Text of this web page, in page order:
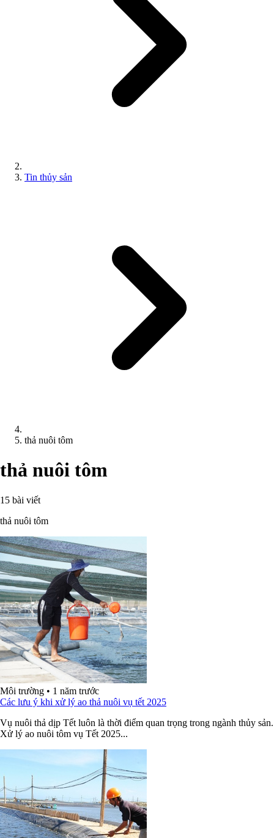
Tin thủy sản
thả nuôi tôm
thả nuôi tôm
15 bài viết
thả nuôi tôm
Môi trường • 1 năm trước
Các lưu ý khi xử lý ao thả nuôi vụ tết 2025
Vụ nuôi thả dịp Tết luôn là thời điểm quan trọng trong ngành thủy sản.
Xử lý ao nuôi tôm vụ Tết 2025...